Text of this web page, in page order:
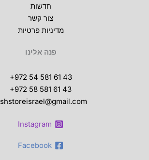
חדשות
צור קשר
מדיניות פרטיות
פנה אלינו
+972 54 581 61 43
+972 58 581 61 43
Instagram
Facebook